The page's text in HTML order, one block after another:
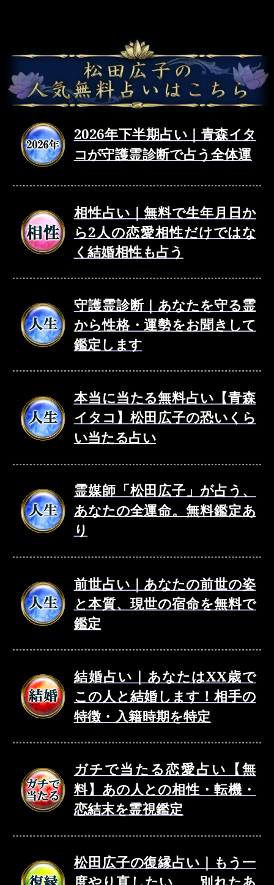
2026年下半期占い｜青森イタ
コが守護霊診断で占う全体運
相性占い｜無料で生年月日か
ら2人の恋愛相性だけではな
く結婚相性も占う
守護霊診断｜あなたを守る霊
から性格・運勢をお聞きして
鑑定します
本当に当たる無料占い【青森
イタコ】松田広子の恐いくら
い当たる占い
霊媒師「松田広子」が占う、
あなたの全運命。無料鑑定あ
り
前世占い｜あなたの前世の姿
と本質、現世の宿命を無料で
鑑定
結婚占い｜あなたはXX歳で
この人と結婚します！相手の
特徴・入籍時期を特定
ガチで当たる恋愛占い【無
料】あの人との相性・転機・
恋結末を霊視鑑定
松田広子の復縁占い｜もう一